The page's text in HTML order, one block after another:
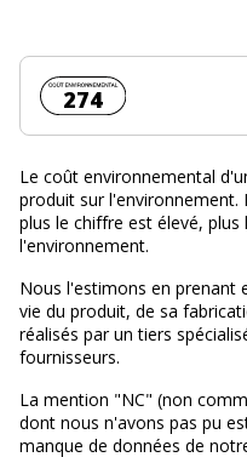
Coût environnemental :
274
Le coût environnemental
produit sur l'environnement.
plus le chiffre est élevé,
l'environnement.
Nous l'estimons en prenant
vie du produit, de sa
réalisés par un tiers
fournisseurs.
La mention "NC" (non
dont nous n'avons pas pu
manque de données de